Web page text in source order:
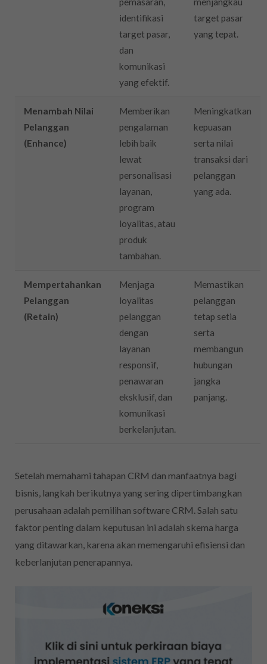
identifikasi
target pasar,
dan
komunikasi
yang efektif.
target pasar
yang tepat.
Menambah Nilai
Pelanggan
(Enhance)
Memberikan
pengalaman
lebih baik
lewat
personalisasi
layanan,
program
loyalitas, atau
produk
tambahan.
Meningkatkan
kepuasan
serta nilai
transaksi dari
pelanggan
yang ada.
Mempertahankan
Pelanggan
(Retain)
Menjaga
loyalitas
pelanggan
dengan
layanan
responsif,
penawaran
eksklusif, dan
komunikasi
berkelanjutan.
Memastikan
pelanggan
tetap setia
serta
membangun
hubungan
jangka
panjang.
Setelah memahami tahapan CRM dan manfaatnya bagi
bisnis, langkah berikutnya yang sering dipertimbangkan
perusahaan adalah pemilihan software CRM. Salah satu
faktor penting dalam keputusan ini adalah skema harga
yang ditawarkan, karena akan memengaruhi efisiensi dan
keberlanjutan penerapannya.